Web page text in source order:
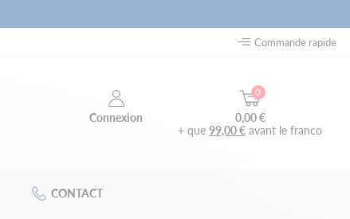
Commande rapide
Connexion
0
0,00 €
+ que99,00 € avant le franco
CONTACT